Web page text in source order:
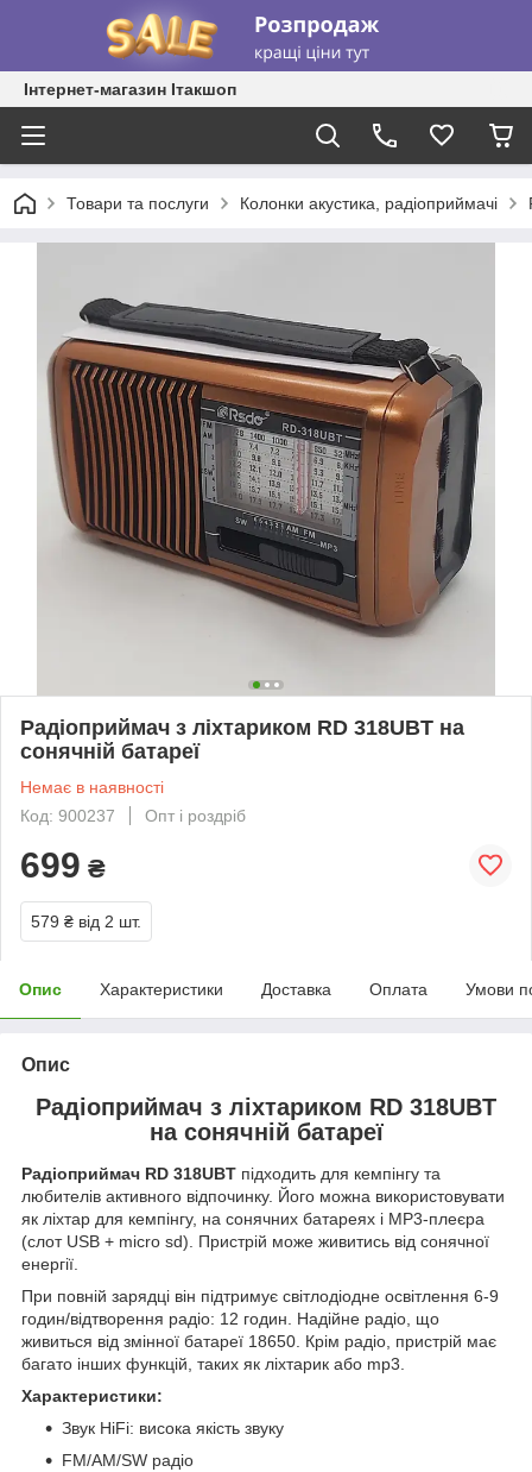
Інтернет-магазин Ітакшоп
Товари та послуги Колонки акустика, радіоприймачі
Радіоприймач з ліхтариком RD 318UBT на
сонячній батареї
Немає в наявності
Код: 900237
Опт і роздріб
699 ₴
579 ₴ від 2 шт.
Опис Характеристики Доставка Оплата Умови
Опис
Радіоприймач з ліхтариком RD 318UBT
на сонячній батареї
Радіоприймач RD 318UBT підходить для кемпінгу та
любителів активного відпочинку. Його можна використовувати
як ліхтар для кемпінгу, на сонячних батареях і MP3-плеєра
(слот USB + micro sd). Пристрій може живитись від сонячної
енергії.
При повній зарядці він підтримує світлодіодне освітлення 6-9
годин/відтворення радіо: 12 годин. Надійне радіо, що
живиться від змінної батареї 18650. Крім радіо, пристрій має
багато інших функцій, таких як ліхтарик або mp3.
Характеристики:
Звук HiFi: висока якість звуку
FM/AM/SW радіо